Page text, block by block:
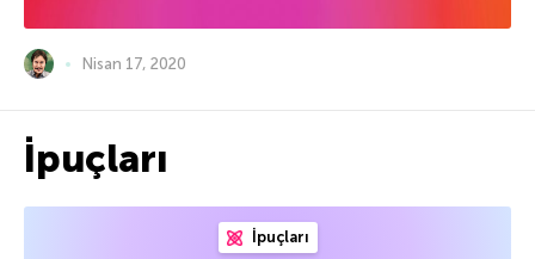
Nisan 17, 2020
İpuçları
İpuçları